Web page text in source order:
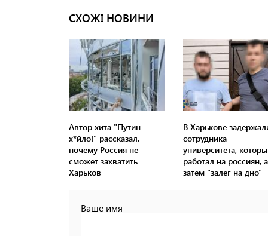
СХОЖІ НОВИНИ
Автор хита "Путин —
х*йло!" рассказал,
почему Россия не
сможет захватить
Харьков
В Харькове
сотрудника
университета,
работал на россиян, а
затем "залег на дно"
Ваше имя